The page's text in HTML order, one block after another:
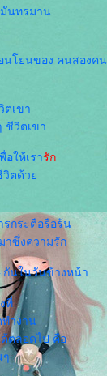
นทรมาน
นโยนของ คนสองคน
ตเขา
ชีวิตเขา
อให้เรารัก
วิตด้ว
รกระตือรือร้น
าซึ่งความรัก
นในวันข้างหน้า
ที่
ำงาน
ตลอดไป คือ
ๆ